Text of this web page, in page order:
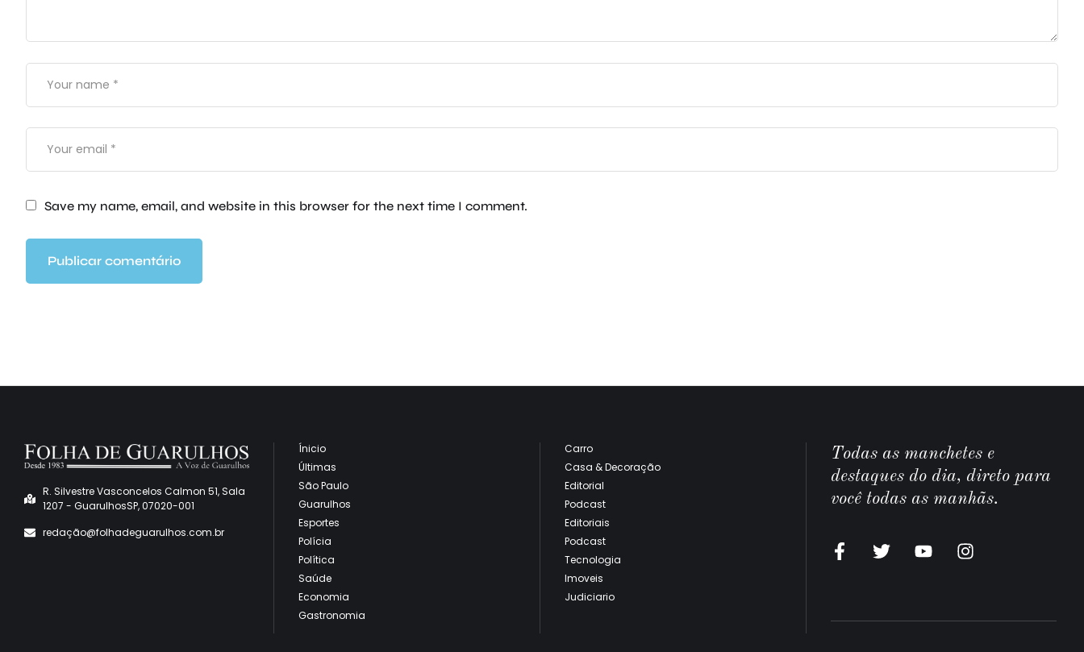
Save my name, email, and website in this browser for the next time I comment.
R. Silvestre Vasconcelos Calmon 51, Sala
1207 - GuarulhosSP, 07020-001
redação@folhadeguarulhos.com.br
Ínicio
Últimas
São Paulo
Guarulhos
Esportes
Polícia
Política
Saúde
Economia
Gastronomia
Carro
Casa & Decoração
Editorial
Podcast
Editoriais
Podcast
Tecnologia
Imoveis
Judiciario
Todas as manchetes e
destaques do dia, direto para
você todas as manhãs.